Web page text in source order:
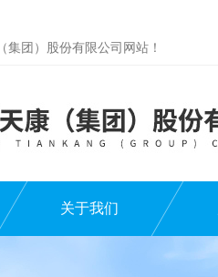
团）股份有限公司网站！
关于我们